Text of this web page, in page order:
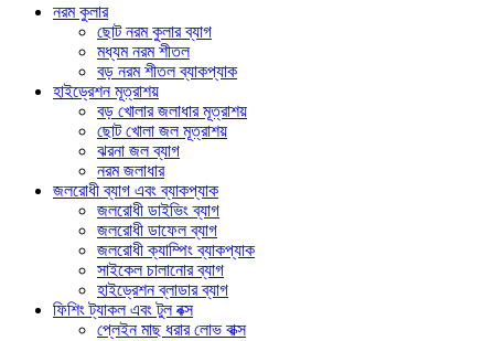
নরম কুলার
ছোট নরম কুলার ব্যাগ
মধ্যম নরম শীতল
বড় নরম শীতল ব্যাকপ্যাক
হাইড্রেশন মূত্রাশয়
বড় খোলার জলাধার মূত্রাশয়
ছোট খোলা জল মূত্রাশয়
ঝরনা জল ব্যাগ
নরম জলাধার
জলরোধী ব্যাগ এবং ব্যাকপ্যাক
জলরোধী ডাইভিং ব্যাগ
জলরোধী ডাফেল ব্যাগ
জলরোধী ক্যাম্পিং ব্যাকপ্যাক
সাইকেল চালানোর ব্যাগ
হাইড্রেশন ব্লাডার ব্যাগ
ফিশিং ট্যাকল এবং টুল বক্স
প্লেইন মাছ ধরার লোভ বাক্স